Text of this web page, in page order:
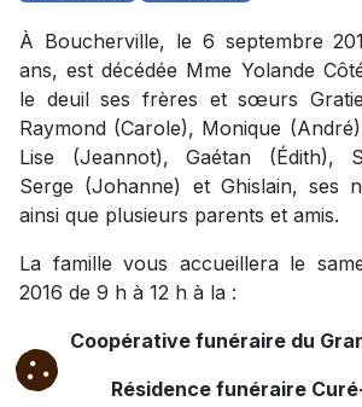
À Boucherville, le 6 septembre
ans, est décédée Mme Yolande
le deuil ses frères et sœurs
Raymond (Carole), Monique
Lise (Jeannot), Gaétan (Édith),
Serge (Johanne) et Ghislain, ses
ainsi que plusieurs parents et amis.
La famille vous accueillera le
2016 de 9 h à 12 h à la :
Coopérative funéraire du
Résidence funéraire